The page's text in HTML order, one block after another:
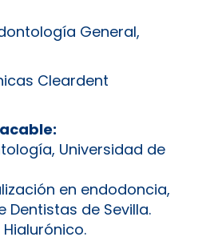
General,
Cleardent
Universidad de
en endodoncia,
Dentistas de Sevilla.